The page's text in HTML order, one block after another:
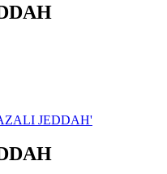
JEDDAH'